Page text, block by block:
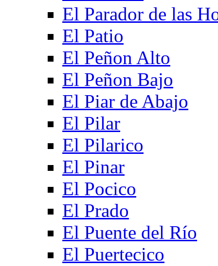
El Parador de las
El Patio
El Peñon Alto
El Peñon Bajo
El Piar de Abajo
El Pilar
El Pilarico
El Pinar
El Pocico
El Prado
El Puente del Río
El Puertecico